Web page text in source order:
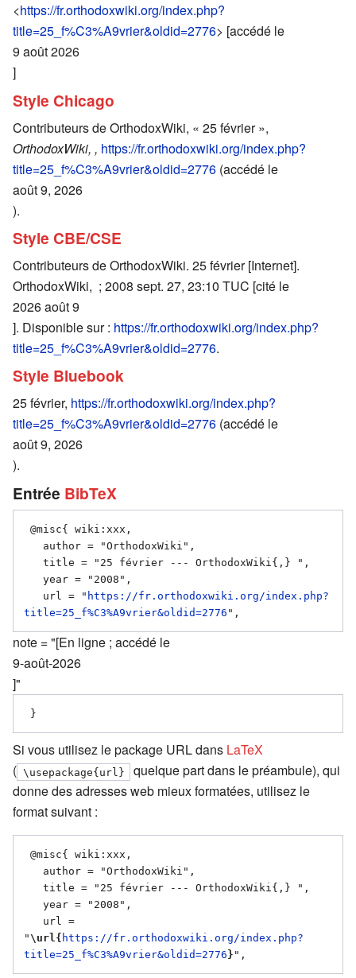
<https://fr.orthodoxwiki.org/index.php?
title=25_f%C3%A9vrier&oldid=2776> [accédé le
9 août 2026
]
Style Chicago
Contributeurs de OrthodoxWiki, « 25 février »,
OrthodoxWiki, , https://fr.orthodoxwiki.org/index.php?
title=25_f%C3%A9vrier&oldid=2776 (accédé le
août 9, 2026
).
Style CBE/CSE
Contributeurs de OrthodoxWiki. 25 février [Internet].
OrthodoxWiki, ; 2008 sept. 27, 23:10 TUC [cité le
2026 août 9
]. Disponible sur : https://fr.orthodoxwiki.org/index.php?
title=25_f%C3%A9vrier&oldid=2776.
Style Bluebook
25 février, https://fr.orthodoxwiki.org/index.php?
title=25_f%C3%A9vrier&oldid=2776 (accédé le
août 9, 2026
).
Entrée BibTeX
   url = "
https://fr.orthodoxwiki.org/index.php?
title=25_f%C3%A9vrier&oldid=2776
note = "[En ligne ; accédé le
9-août-2026
]"
Si vous utilisez le package URL dans LaTeX
( \usepackage{url}
quelque part dans le préambule), qui
donne des adresses web mieux formatées, utilisez le
format suivant :
" \url{ https://fr.orthodoxwiki.org/index.php?
title=25_f%C3%A9vrier&oldid=2776 }